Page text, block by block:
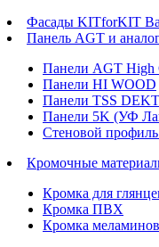
Фасады KITforKIT
Панель AGT и
Панели AGT
Панели HI WOOD
Панели TSS
Панели 5K (УФ
Стеновой
Кромочные
Кромка для
Кромка ПВХ
Кромка